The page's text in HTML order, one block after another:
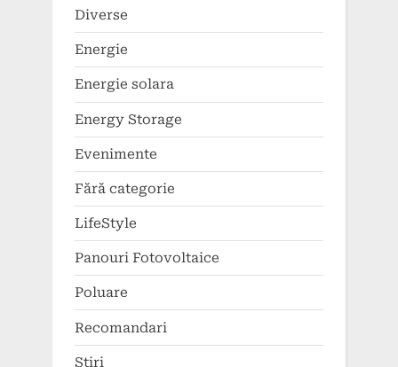
Diverse
Energie
Energie solara
Energy Storage
Evenimente
Fără categorie
LifeStyle
Panouri Fotovoltaice
Poluare
Recomandari
Stiri